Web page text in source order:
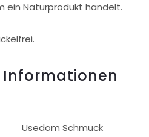
ein Naturprodukt handelt.
Informationen
Usedom Schmuck